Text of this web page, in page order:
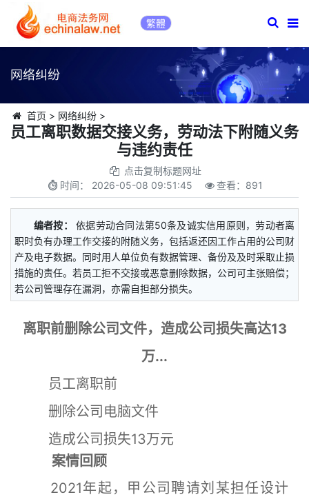
繁體
网络纠纷
首页 > 网络纠纷>
员工离职数据交接义务，劳动法下附随义务
与违约责任
点击复制标题网址
时间： 2026-05-08 09:51:45 查看： 891
编者按：
依据劳动合同法第50条及诚实信用原则，劳动者离
职时负有办理工作交接的附随义务，包括返还因工作占用的公司财
产及电子数据。同时用人单位负有数据管理、备份及及时采取止损
措施的责任。若员工拒不交接或恶意删除数据，公司可主张赔偿；
若公司管理存在漏洞，亦需自担部分损失。
离职前删除公司文件，造成公司损失高达13
万...
员工离职前
删除公司电脑文件
造成公司损失13万元
案情回顾
2021年起，甲公司聘请刘某担任设计